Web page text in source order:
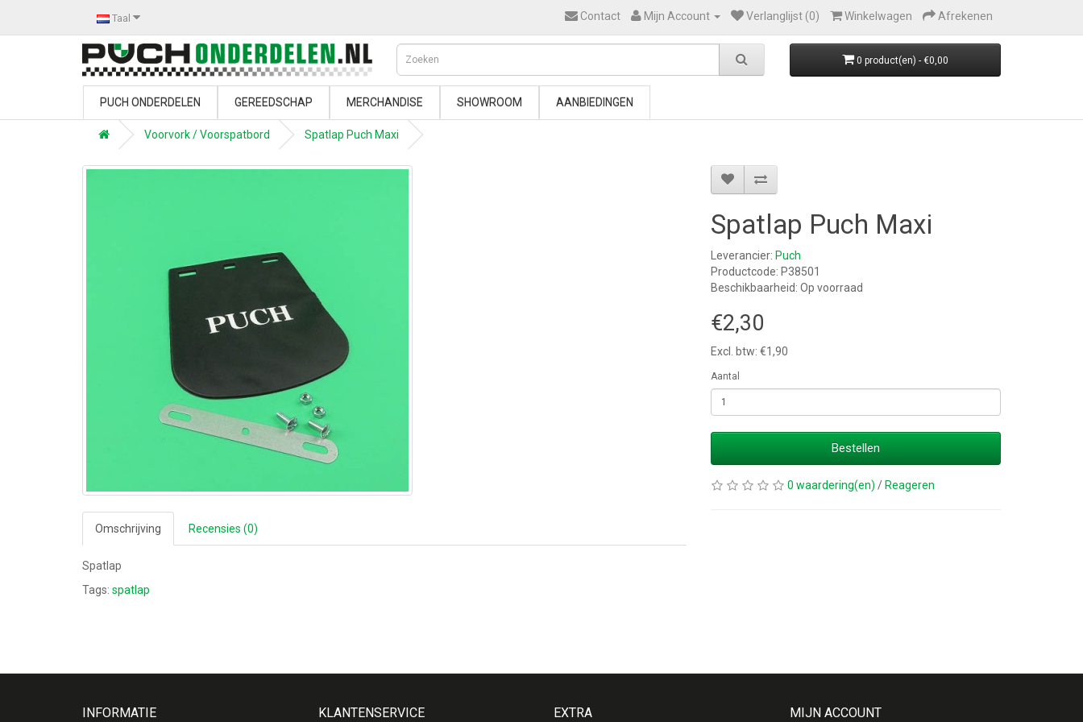
Taal Contact Mijn Account Verlanglijst (0) Winkelwagen Afrekenen
0 product(en) - €0,00
PUCH ONDERDELEN GEREEDSCHAP MERCHANDISE SHOWROOM AANBIEDINGEN
Voorvork / Voorspatbord Spatlap Puch Maxi
Omschrijving Recensies (0)
Spatlap
Spatlap Puch Maxi
Leverancier: Puch
Productcode: P38501
Beschikbaarheid: Op voorraad
€2,30
Excl. btw: €1,90
Aantal
Bestellen
0 waardering(en) / Reageren
Tags: spatlap
INFORMATIE KLANTENSERVICE EXTRA MIJN ACCOUNT